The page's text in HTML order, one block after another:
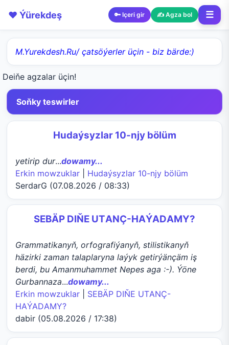
❤️ Ýürekdeş 🔑 Içeri gir ✍️ Agza bol ☰
M.Yurekdesh.Ru/ çatsöýerler üçin - biz bärde:)
Deiňe agzalar üçin!
Soňky teswirler
Hudaýsyzlar 10-njy bölüm
yetirip dur...dowamy...
Erkin mowzuklar
Hudaýsyzlar 10-njy bölüm
SerdarG (07.08.2026 / 08:33)
SEBÄP DIŇE UTАNÇ-HАÝADАMY?
Grammatikanyň, orfografiýanyň, stilistikanyň
häzirki zaman talaplaryna laýyk getirýänçäm iş
berdi, bu Amanmuhammet Nepes aga :-). Ýöne
Gurbannaza...dowamy...
Erkin mowzuklar
SEBÄP DIŇE UTАNÇ-
HАÝADАMY?
dabir (05.08.2026 / 17:38)